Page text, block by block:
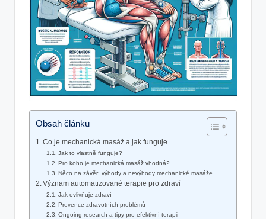
Obsah článku
Co ⁤je ⁤mechanická masáž a jak funguje
Jak ‍to vlastně funguje?
Pro koho je mechanická ‍masáž vhodná?
Něco na závěr: výhody a nevýhody ⁢mechanické ⁣masáže
Význam automatizované⁣ terapie​ pro zdraví
Jak ovlivňuje zdraví
Prevence zdravotních​ problémů
Ongoing research a tipy​ pro efektivní⁣ terapii